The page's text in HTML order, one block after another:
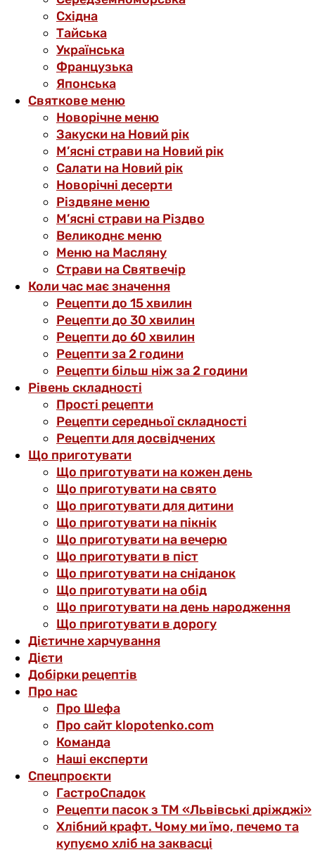
Східна
Тайська
Українська
Французька
Японська
Святкове меню
Новорічне меню
Закуски на Новий рік
М’ясні страви на Новий рік
Салати на Новий рік
Новорічні десерти
Різдвяне меню
М’ясні страви на Різдво
Великоднє меню
Меню на Масляну
Страви на Святвечір
Коли час має значення
Рецепти до 15 хвилин
Рецепти до 30 хвилин
Рецепти до 60 хвилин
Рецепти за 2 години
Рецепти більш ніж за 2 години
Рівень складності
Прості рецепти
Рецепти середньої складності
Рецепти для досвідчених
Що приготувати
Що приготувати на кожен день
Що приготувати на свято
Що приготувати для дитини
Що приготувати на пікнік
Що приготувати на вечерю
Що приготувати в піст
Що приготувати на сніданок
Що приготувати на обід
Що приготувати на день народження
Що приготувати в дорогу
Дієтичне харчування
Дієти
Добірки рецептів
Про нас
Про Шефа
Про сайт klopotenko.com
Команда
Наші експерти
Спецпроєкти
ГастроСпадок
Рецепти пасок з ТМ «Львівські дріжджі»
Хлібний крафт. Чому ми їмо, печемо та
купуємо хліб на заквасці